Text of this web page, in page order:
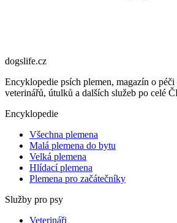
dogslife.cz
Encyklopedie psích plemen, magazín o
veterinářů, útulků a dalších služeb po celé
Encyklopedie
Všechna plemena
Malá plemena do bytu
Velká plemena
Hlídací plemena
Plemena pro začátečníky
Služby pro psy
Veterináři